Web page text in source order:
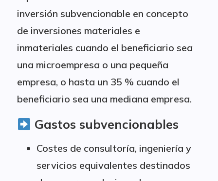
inversión subvencionable en concepto
de inversiones materiales e
inmateriales cuando el beneficiario sea
una microempresa o una pequeña
empresa, o hasta un 35 % cuando el
beneficiario sea una mediana empresa.
Gastos subvencionables
Costes de consultoría, ingeniería y
servicios equivalentes destinados